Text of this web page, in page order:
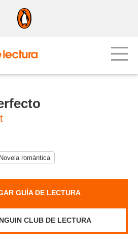
Novela romántica
GUÍA DE LECTURA
CLUB DE LECTURA